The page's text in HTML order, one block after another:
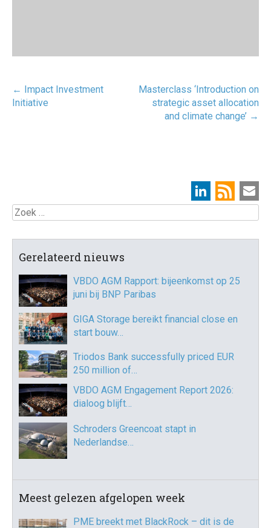
Post
navigatie
← Impact Investment
Initiative
Masterclass ‘Introduction on
strategic asset allocation
and climate change’ →
Zoek
Gerelateerd nieuws
VBDO AGM Rapport: bijeenkomst op 25
juni bij BNP Paribas
GIGA Storage bereikt financial close en
start bouw…
Triodos Bank successfully priced EUR
250 million of…
VBDO AGM Engagement Report 2026:
dialoog blijft…
Schroders Greencoat stapt in
Nederlandse…
Meest gelezen afgelopen week
PME breekt met BlackRock – dit is de